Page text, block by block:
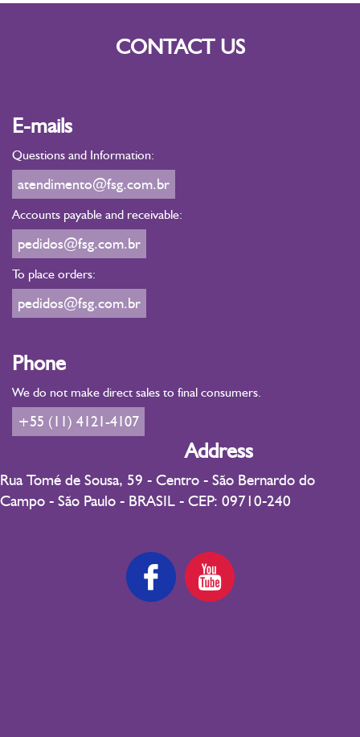
CONTACT US
E-mails
Questions and Information:
atendimento@fsg.com.br
Accounts payable and receivable:
pedidos@fsg.com.br
To place orders:
pedidos@fsg.com.br
Phone
We do not make direct sales to final consumers.
+55 (11) 4121-4107
Address
Rua Tomé de Sousa, 59 - Centro - São Bernardo do
Campo - São Paulo - BRASIL - CEP: 09710-240